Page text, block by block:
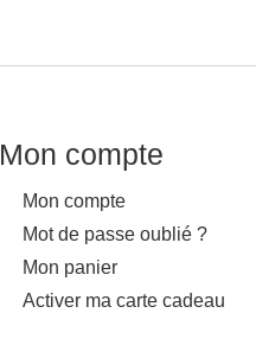
Mon compte
Mon compte
Mot de passe oublié ?
Mon panier
Activer ma carte cadeau